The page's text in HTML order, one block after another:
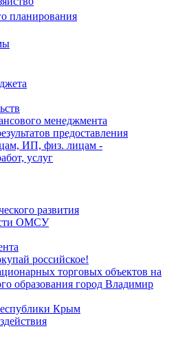
планирования
менеджмента
предоставления
ИП, физ. лицам -
услуг
развития
ОМСУ
российское!
торговых объектов на
образования город Владимир
Крым